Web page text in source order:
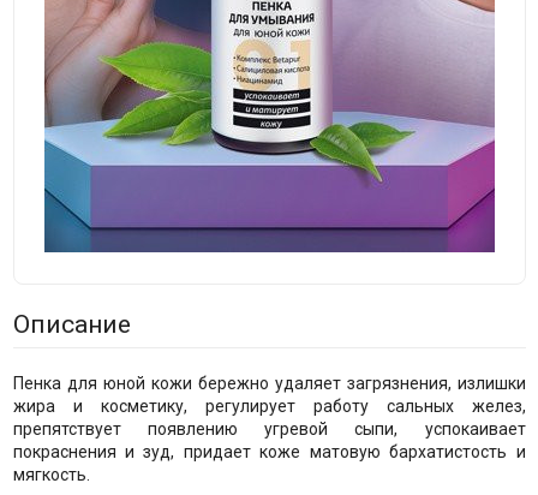
Описание
Пенка для юной кожи бережно удаляет загрязнения, излишки
жира и косметику, регулирует работу сальных желез,
препятствует появлению угревой сыпи, успокаивает
покраснения и зуд, придает коже матовую бархатистость и
мягкость.